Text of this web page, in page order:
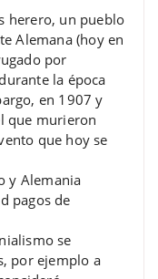
herero, un pueblo
Alemana (hoy en
por
la época
en 1907 y
que murieron
que hoy se
y Alemania
pagos de
se
por ejemplo a